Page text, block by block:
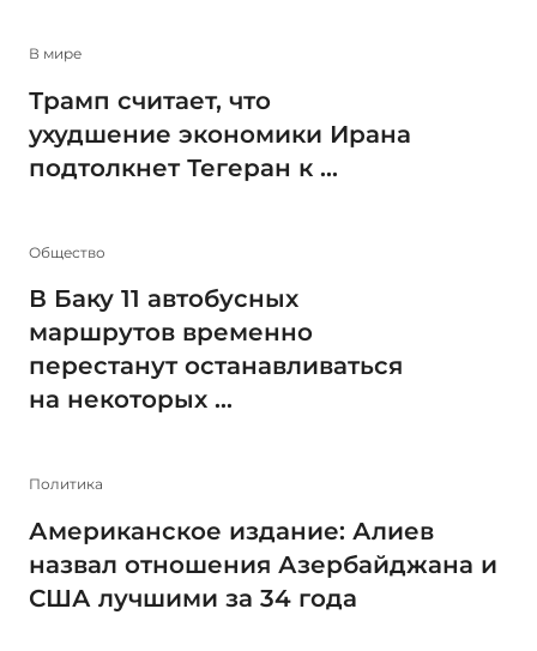
В мире
Трамп считает, что
ухудшение экономики Ирана
подтолкнет Тегеран к ...
Общество
В Баку 11 автобусных
маршрутов временно
перестанут останавливаться
на некоторых ...
Политика
Американское издание: Алиев
назвал отношения Азербайджана и
США лучшими за 34 года